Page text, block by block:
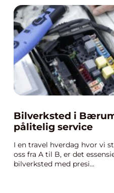
Bilverksted i
pålitelig service
I en travel hverdag hvor vi
oss fra A til B, er det
bilverksted med presi...